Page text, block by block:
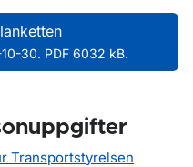
30. PDF 6032 kB.
Transportstyrelsen